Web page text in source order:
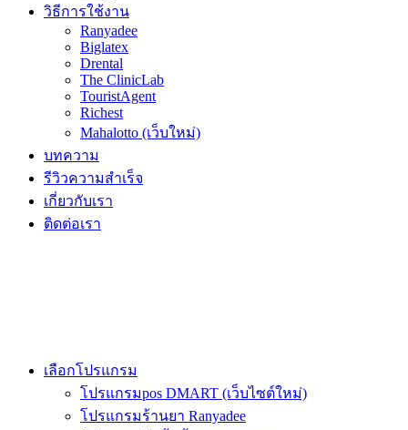
วิธีการใช้งาน
Ranyadee
Biglatex
Drental
The ClinicLab
TouristAgent
Richest
Mahalotto (เว็บใหม่)
บทความ
รีวิวความสำเร็จ
เกี่ยวกับเรา
ติดต่อเรา
เลือกโปรแกรม
โปรแกรมpos DMART (เว็บไซต์ใหม่)
โปรแกรมร้านยา Ranyadee